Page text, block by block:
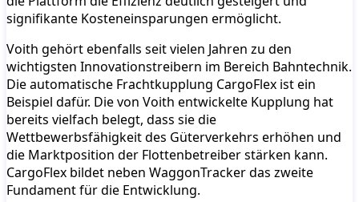
signifikante Kosteneinsparungen ermöglicht.
Voith gehört ebenfalls seit vielen Jahren zu den
wichtigsten Innovationstreibern im Bereich Bahntechnik.
Die automatische Frachtkupplung CargoFlex ist ein
Beispiel dafür. Die von Voith entwickelte Kupplung hat
bereits vielfach belegt, dass sie die
Wettbewerbsfähigkeit des Güterverkehrs erhöhen und
die Marktposition der Flottenbetreiber stärken kann.
CargoFlex bildet neben WaggonTracker das zweite
Fundament für die Entwicklung.